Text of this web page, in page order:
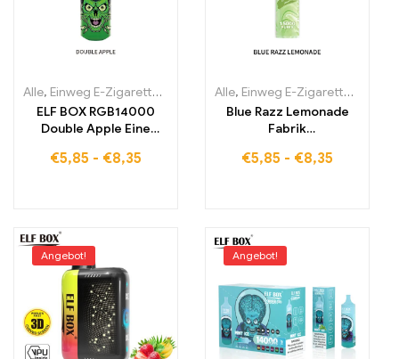
Alle, Einweg E-Zigaretten Einweg-E-Zigaretten Estland,Einweg-
ELF BOX RGB14000
Double Apple Eine
Apfeldoppelfrische und
€5,85 - €8,35
Alle, Einweg E-Zigaretten
Blue Razz Lemonade
Fabrik
sichere Lieferung ELF
€5,85 - €8,35
Angebot! Angebot!